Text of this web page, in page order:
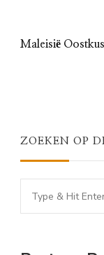
Maleisië
ZOEKEN OP
Looking
for